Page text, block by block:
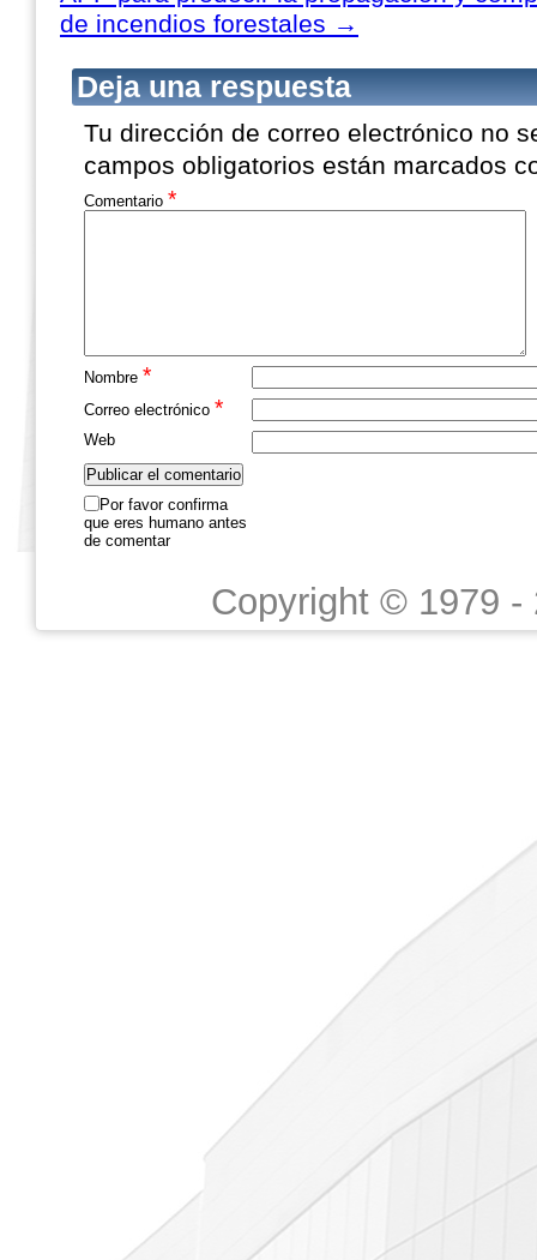
de incendios forestales →
Deja una respuesta
Tu dirección de correo electrónico no
campos obligatorios están marcados
Comentario *
Nombre *
Correo electrónico *
Web
Por favor confirma
que eres humano antes
de comentar
Copyright © 1979 -